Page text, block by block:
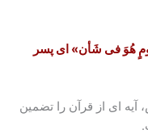
هُوَ فی شَأن» ای پسر
ای از قرآن را تضمین